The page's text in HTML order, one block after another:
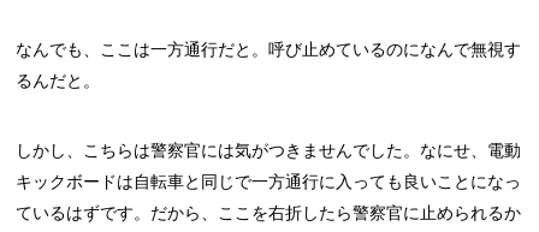
なんでも、ここは一方通行だと。呼び止めているのになんで無視す
るんだと。
しかし、こちらは警察官には気がつきませんでした。なにせ、電動
キックボードは自転車と同じで一方通行に入っても良いことになっ
ているはずです。だから、ここを右折したら警察官に止められるか